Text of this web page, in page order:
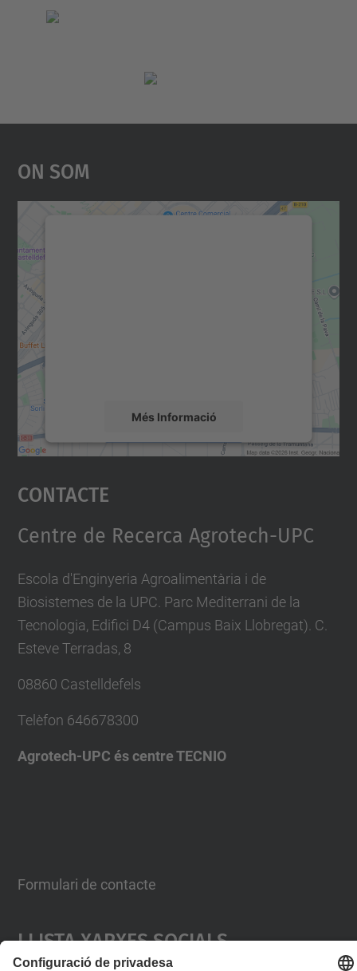
On Som
Més Informació
Accepta
powered by
Contacte
Centre de Recerca Agrotech-UPC
Escola d'Enginyeria Agroalimentària i de
Biosistemes de la UPC. Parc Mediterrani de la
Tecnologia, Edifici D4 (Campus Baix Llobregat). C.
Esteve Terradas, 8
08860 Castelldefels
Telèfon 646678300
Agrotech-UPC és centre TECNIO
Formulari de contacte
Llista Xarxes Socials